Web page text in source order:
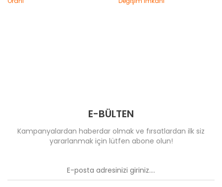
E-BÜLTEN
Kampanyalardan haberdar olmak ve fırsatlardan ilk siz
yararlanmak için lütfen abone olun!